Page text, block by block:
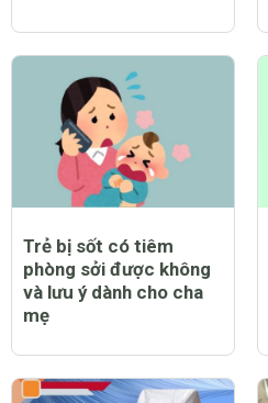
Trẻ bị sốt có tiêm
phòng sởi được không
và lưu ý dành cho cha
mẹ